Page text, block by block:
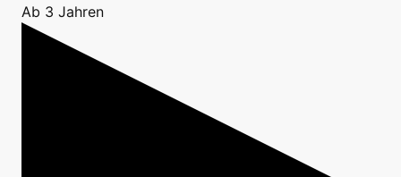
Ab 3 Jahren